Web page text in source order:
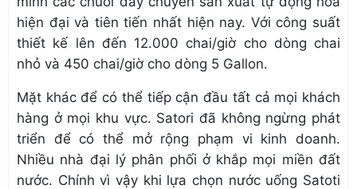
hiện đại và tiên tiến nhất hiện nay. Với công suất
thiết kế lên đến 12.000 chai/giờ cho dòng chai
nhỏ và 450 chai/giờ cho dòng 5 Gallon.
Mặt khác để có thể tiếp cận đầu tất cả mọi khách
hàng ở mọi khu vực. Satori đã không ngừng phát
triển để có thể mở rộng phạm vi kinh doanh.
Nhiều nhà đại lý phân phối ở khắp mọi miền đất
nước. Chính vì vậy khi lựa chọn nước uống Satoti